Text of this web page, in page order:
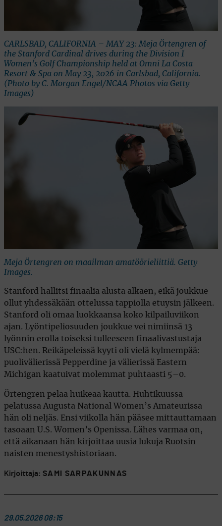
CARLSBAD, CALIFORNIA – MAY 23: Meja Örtengren of
the Stanford Cardinal drives during the Division I
Women’s Golf Championship held at Omni La Costa
Resort & Spa on May 23, 2026 in Carlsbad, California.
(Photo by C. Morgan Engel/NCAA Photos via Getty
Images)
Meja Örtengren on maailman amatöörieliittiä. Getty
Images.
Stanford hallitsi finaalia alusta alkaen, eikä joukkue
ollut yhdessäkään ottelussa tappiolla etuysin jälkeen.
Stanford oli omaa luokkaansa koko kilpailuviikon
ajan. Lyöntipeliosuuden joukkue vei nimiinsä 13
lyönnin erolla toiseksi tulleeseen finaalivastustaja
USC:hen. Reikäpeleissä kyyti oli vielä kylmempää:
puolivälierissä Pepperdine ja välierissä Eastern
Michigan kaatuivat molemmat puhtaasti 5–0.
Örtengren pelaa huikeaa kautta. Huhtikuussa
pelatussa Augusta National Women’s Amateurissa
hän oli neljäs. Ensi viikolla hän pääsee mittauttamaan
tasoaan U.S. Women’s Openissa. Lähes varmaa on,
että aikanaan hän kirjoittaa uusia lukuja Ruotsin
naisten menestyshistoriaan.
Kirjoittaja: SAMI SARPAKUNNAS
29.05.2026 08:15